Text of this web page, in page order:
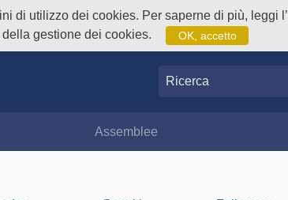
di utilizzo dei cookies. Per saperne di più, leggi l’
gestione dei cookies.
OK, accetto
Ricerca
Assemblee